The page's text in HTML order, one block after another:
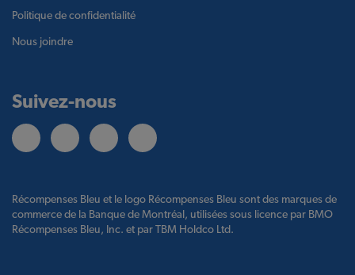
Politique de confidentialité
Nous joindre
Suivez-nous
Récompenses Bleu et le logo Récompenses Bleu sont des marques de
commerce de la Banque de Montréal, utilisées sous licence par BMO
Récompenses Bleu, Inc. et par TBM Holdco Ltd.